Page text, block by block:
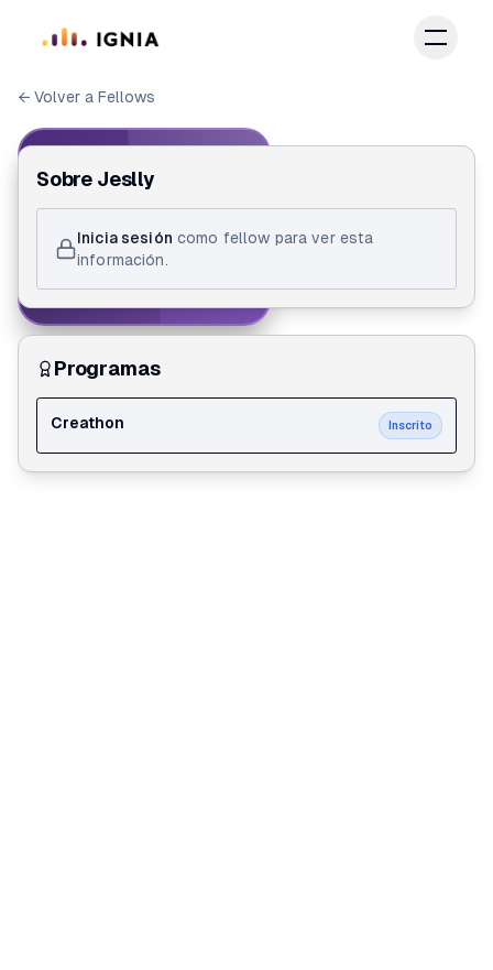
← Volver a Fellows
ID de Fellow
Jeslly Tellez
Sobre Jeslly
Inicia sesión como fellow para ver esta
información.
Programas
Creathon Inscrito